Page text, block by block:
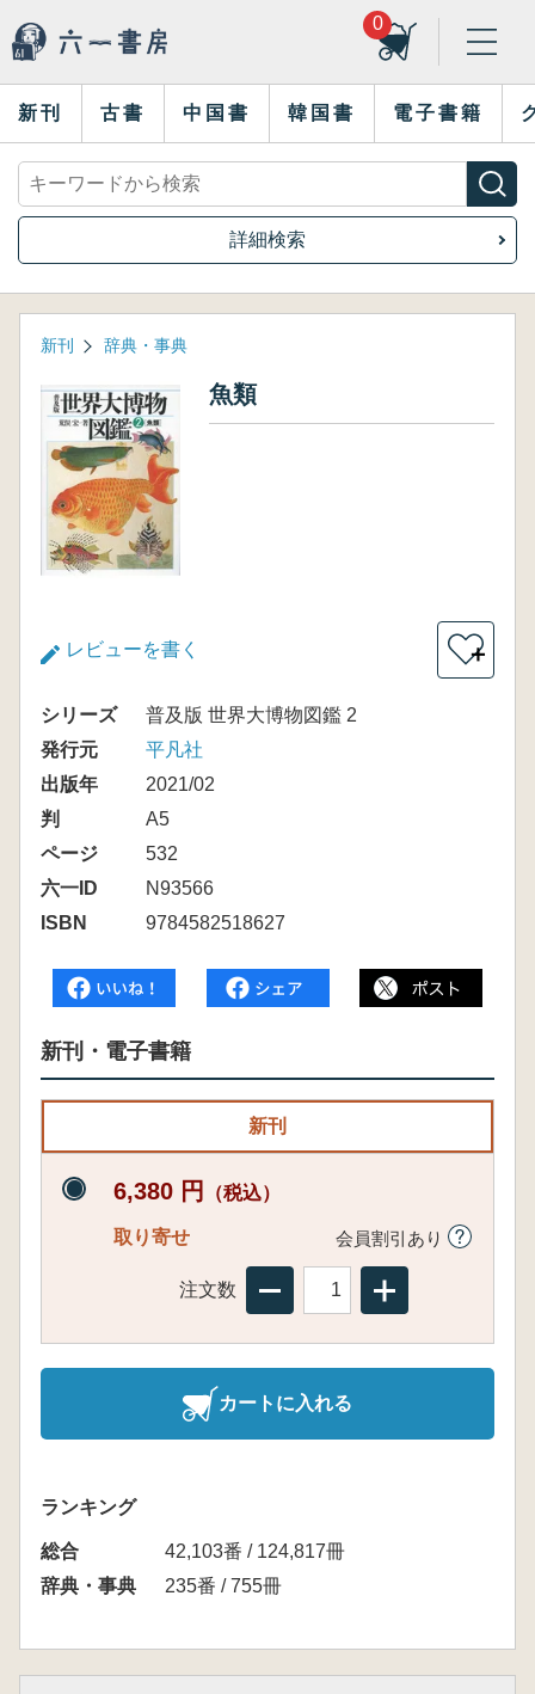
0
新刊 古書 中国書 韓国書 電子書籍
詳細検索
新刊 辞典・事典
魚類
レビューを書く ＋
シリーズ
普及版 世界大博物図鑑 2
発行元
平凡社
出版年
2021/02
判
A5
ページ
532
六一ID
N93566
ISBN
9784582518627
新刊・電子書籍
新刊
6,380 円 （税込）
取り寄せ 会員割引あり
注文数
カートに入れる
ランキング
総合
42,103番 / 124,817冊
辞典・事典
235番 / 755冊